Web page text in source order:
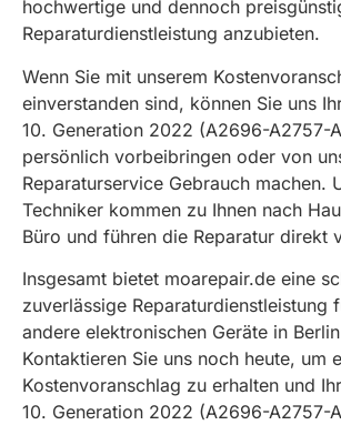
hochwertige und dennoch
Reparaturdienstleistung anzubieten.
Wenn Sie mit unserem
einverstanden sind, können Sie uns
10. Generation 2022 (A2696-A2757-
persönlich vorbeibringen oder von
Reparaturservice Gebrauch machen.
Techniker kommen zu Ihnen nach
Büro und führen die Reparatur direkt
Insgesamt bietet moarepair.de eine
zuverlässige Reparaturdienstleistung
andere elektronischen Geräte in
Kontaktieren Sie uns noch heute, um
Kostenvoranschlag zu erhalten und
10. Generation 2022 (A2696-A2757-